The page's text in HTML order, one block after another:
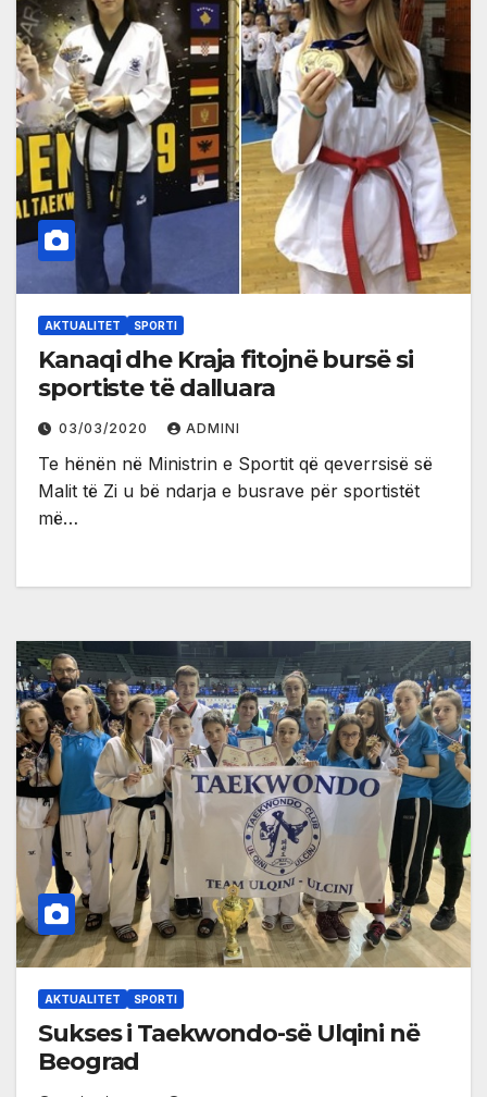
AKTUALITET SPORTI
Kanaqi dhe Kraja fitojnë bursë si
sportiste të dalluara
03/03/2020 ADMINI
Te hënën në Ministrin e Sportit që qeverrsisë së
Malit të Zi u bë ndarja e busrave për sportistët
më…
AKTUALITET SPORTI
Sukses i Taekwondo-së Ulqini në
Beograd